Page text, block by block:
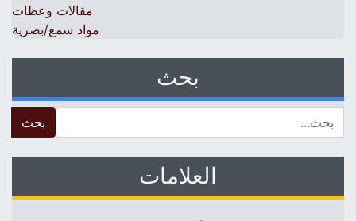
مقالات وعظات
مواد سمع/بصرية
بحث
العلامات